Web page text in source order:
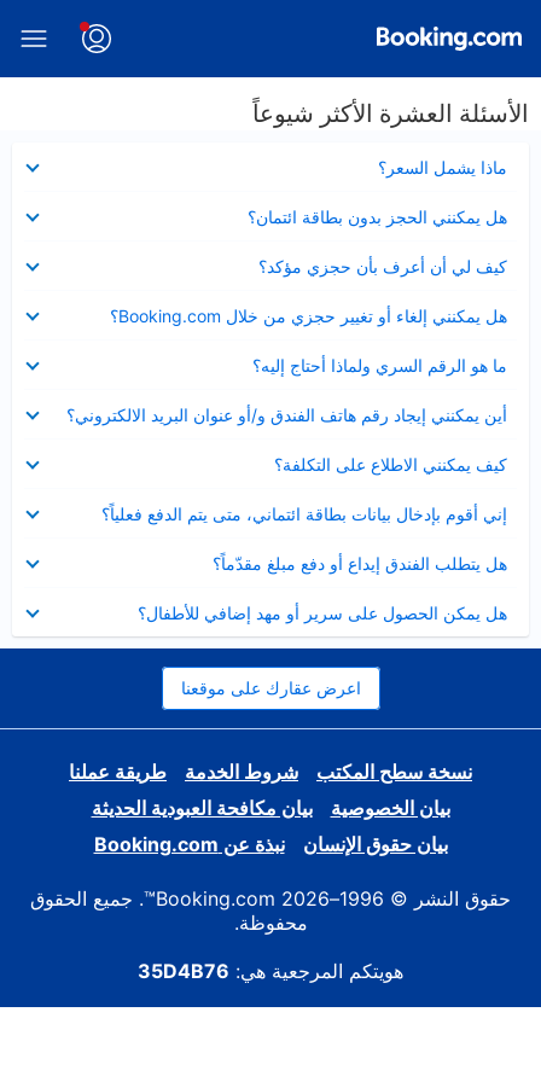
الأسئلة العشرة الأكثر شيوعاً
ماذا يشمل السعر؟
مصغر
هل يمكنني الحجز بدون بطاقة ائتمان؟
مصغر
كيف لي أن أعرف بأن حجزي مؤكد؟
مصغر
هل يمكنني إلغاء أو تغيير حجزي من خلال Booking.com؟
مصغر
ما هو الرقم السري ولماذا أحتاج إليه؟
مصغر
أين يمكنني إيجاد رقم هاتف الفندق و/أو عنوان البريد الالكتروني؟
عرض
مصغر
كيف يمكنني الاطلاع على التكلفة؟
مصغر
إني أقوم بإدخال بيانات بطاقة ائتماني، متى يتم الدفع فعلياً؟
مصغر
هل يتطلب الفندق إيداع أو دفع مبلغ مقدّماً؟
مصغر
هل يمكن الحصول على سرير أو مهد إضافي للأطفال؟
مصغر
اعرض عقارك على موقعنا
نسخة سطح المكتب شروط الخدمة
طريقة عملنا
بيان الخصوصية
بيان مكافحة العبودية الحديثة
بيان حقوق الإنسان
نبذة عن Booking.com
حقوق النشر © 1996–2026 Booking.com™. جميع الحقوق
محفوظة.
هويتكم المرجعية هي: 35D4B76